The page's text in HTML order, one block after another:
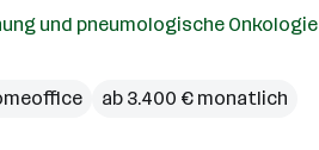
und pneumologische Onkologie
ab 3.400 € monatlich